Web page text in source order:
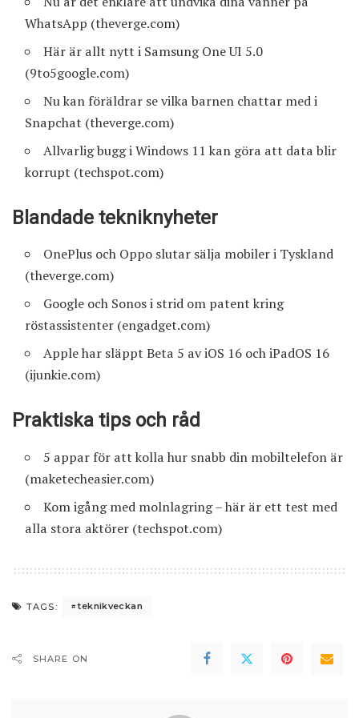
WhatsApp (theverge.com)
Här är allt nytt i Samsung One UI 5.0
(9to5google.com)
Nu kan föräldrar se vilka barnen chattar med i
Snapchat (theverge.com)
Allvarlig bugg i Windows 11 kan göra att data blir
korrupt (techspot.com)
Blandade tekniknyheter
OnePlus och Oppo slutar sälja mobiler i Tyskland
(theverge.com)
Google och Sonos i strid om patent kring
röstassistenter (engadget.com)
Apple har släppt Beta 5 av iOS 16 och iPadOS 16
(ijunkie.com)
Praktiska tips och råd
5 appar för att kolla hur snabb din mobiltelefon är
(maketecheasier.com)
Kom igång med molnlagring – här är ett test med
alla stora aktörer (techspot.com)
TAGS: teknikveckan
SHARE ON